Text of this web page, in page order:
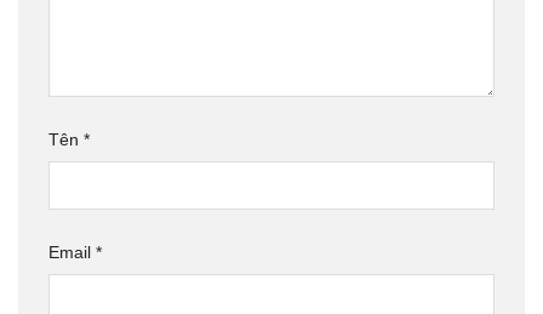
Tên *
Email *